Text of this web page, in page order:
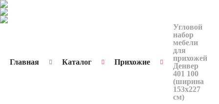
Главная Каталог Прихожие
Угловой
набор
мебели
для
прихожей
Денвер
401 100
(ширина
153х227
см)